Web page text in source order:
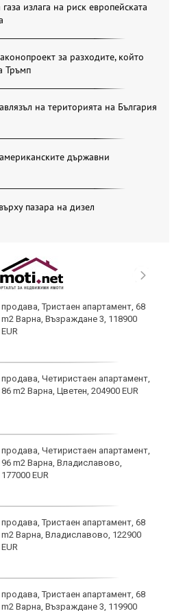
излага на риск европейската
за разходите, който
Тръмп
на територията на България
държавни
пазара на дизел
продава, Тристаен апартамент, 68
m2 Варна, Възраждане 3, 118900
EUR
продава, Четиристаен апартамент,
86 m2 Варна, Цветен, 204900 EUR
продава, Четиристаен апартамент,
96 m2 Варна, Владиславово,
177000 EUR
продава, Тристаен апартамент, 68
m2 Варна, Владиславово, 122900
EUR
продава, Тристаен апартамент, 68
m2 Варна, Възраждане 3, 119900